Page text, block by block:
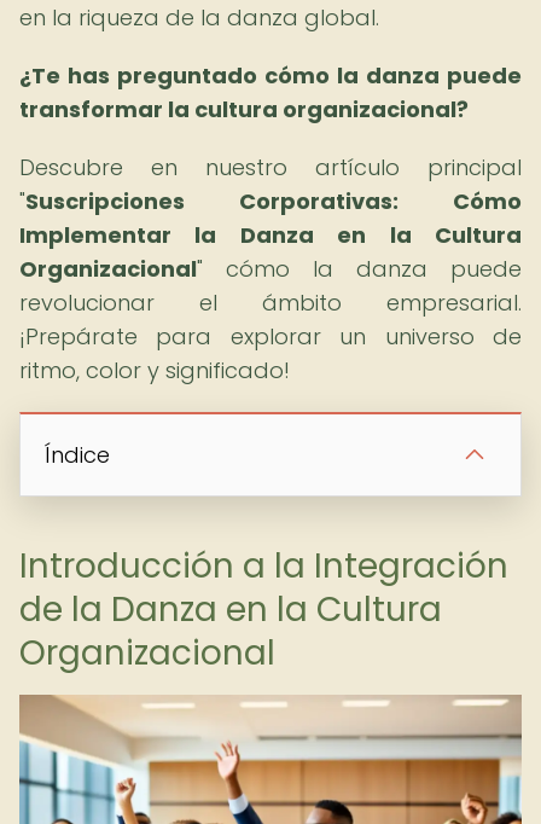
en la riqueza de la danza global.
¿Te has preguntado cómo la danza puede
transformar la cultura organizacional?
Descubre en nuestro artículo principal
"Suscripciones Corporativas: Cómo
Implementar la Danza en la Cultura
Organizacional" cómo la danza puede
revolucionar el ámbito empresarial.
¡Prepárate para explorar un universo de
ritmo, color y significado!
Índice
Introducción a la Integración
de la Danza en la Cultura
Organizacional